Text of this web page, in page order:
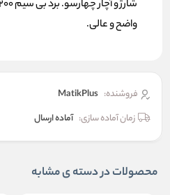
واضح و عالی.
فروشنده: MatikPlus
زمان آماده سازی: آماده ارسال
محصولات در دسته ی مشابه